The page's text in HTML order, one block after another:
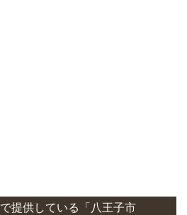
で提供している
「八王子市